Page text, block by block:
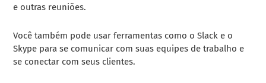
e outras reuniões.
Você também pode usar ferramentas como o Slack e o
Skype para se comunicar com suas equipes de trabalho e
se conectar com seus clientes.